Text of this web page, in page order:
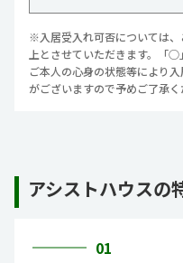
※入居受入れ可否については
上とさせていただきます。「○
ご本人の心身の状態等により
がございますので予めご了承く
アシストハウスの
01